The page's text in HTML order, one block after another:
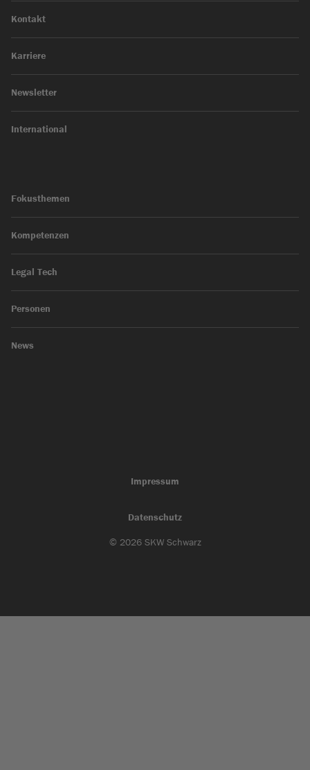
Kontakt
Karriere
Newsletter
International
Fokusthemen
Kompetenzen
Legal Tech
Personen
News
© 2026 SKW Schwarz
Impressum
Datenschutz